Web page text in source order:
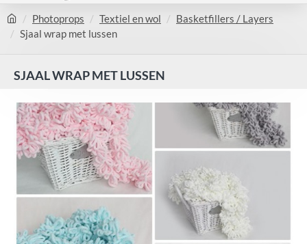
Photoprops Textiel en wol
Basketfillers / Layers
Sjaal wrap met lussen
SJAAL WRAP MET LUSSEN